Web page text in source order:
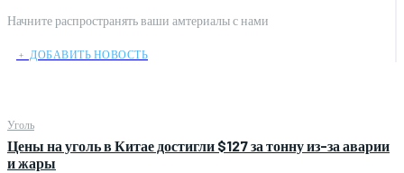
Начните распространять ваши амтериалы с нами
﹢ ДОБАВИТЬ НОВОСТЬ
Уголь
Цены на уголь в Китае достигли $127 за тонну из-за аварии
и жары